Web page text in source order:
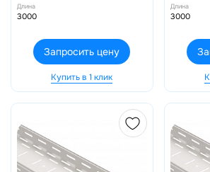
Длина
3000
Запросить цену
Купить в 1 клик
Длина
3000